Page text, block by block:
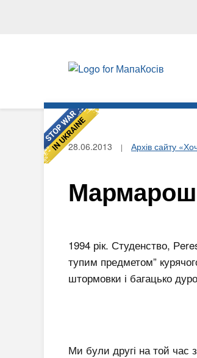
28.06.2013 Архів сайту
Мармарош
1994 рік. Студенство,
тупим предметом”
штормовки і багацько
Ми були другі на той час